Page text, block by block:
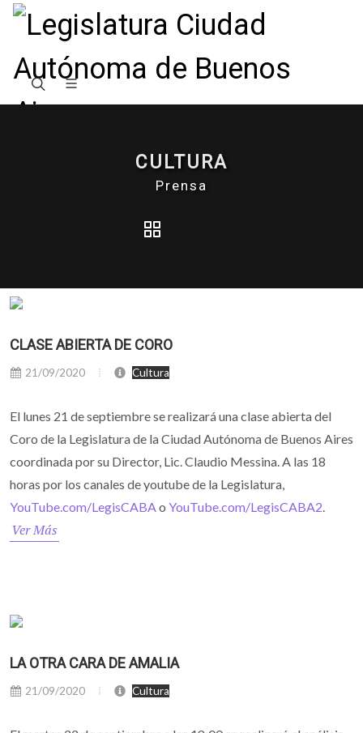
CULTURA
Prensa
CLASE ABIERTA DE CORO
21/09/2020 Cultura
El lunes 21 de septiembre se realizará una clase abierta del
Coro de la Legislatura de la Ciudad Autónoma de Buenos Aires
coordinada por su Director, Lic. Claudio Messina. A las 18
horas por los canales de youtube de la Legislatura,
YouTube.com/LegisCABAo YouTube.com/LegisCABA2.
Ver Más
LA OTRA CARA DE AMALIA
21/09/2020 Cultura